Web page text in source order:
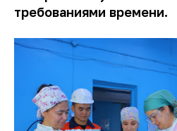
требованиями времени.